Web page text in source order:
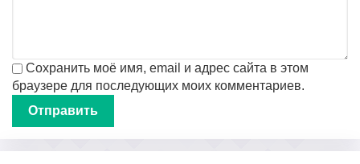
Сохранить моё имя, email и адрес сайта в этом
браузере для последующих моих комментариев.